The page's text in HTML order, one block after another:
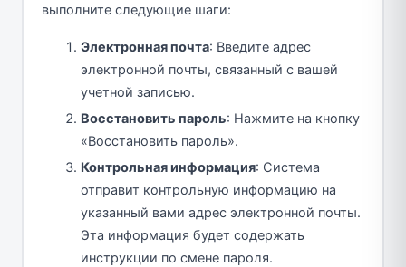
выполните следующие шаги:
Электронная почта: Введите адрес
электронной почты, связанный с вашей
учетной записью.
Восстановить пароль: Нажмите на кнопку
«Восстановить пароль».
Контрольная информация: Система
отправит контрольную информацию на
указанный вами адрес электронной почты.
Эта информация будет содержать
инструкции по смене пароля.